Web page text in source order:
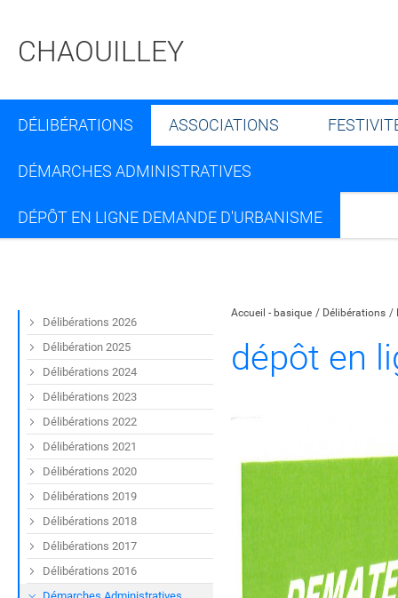
CHAOUILLEY
DÉLIBÉRATIONS ASSOCIATIONS
DÉMARCHES ADMINISTRATIVES
DÉPÔT EN LIGNE DEMANDE D'URBANISME
Accueil - basique Délibérations
dépôt en
Délibérations 2026
Délibération 2025
Délibérations 2024
Délibérations 2023
Délibérations 2022
Délibérations 2021
Délibérations 2020
Délibérations 2019
Délibérations 2018
Délibérations 2017
Délibérations 2016